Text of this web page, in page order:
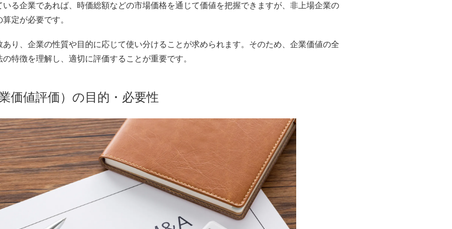
る企業であれば、時価総額などの市場価格を通じて価値を把握できますが、非上場企業の
定が必要です。
り、企業の性質や目的に応じて使い分けることが求められます。そのため、企業価値の全
特徴を理解し、適切に評価することが重要です。
価値評価）の目的・必要性